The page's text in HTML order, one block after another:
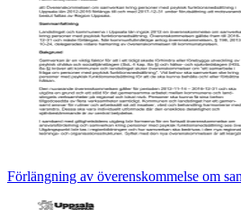
Förlängning av överenskommelse om